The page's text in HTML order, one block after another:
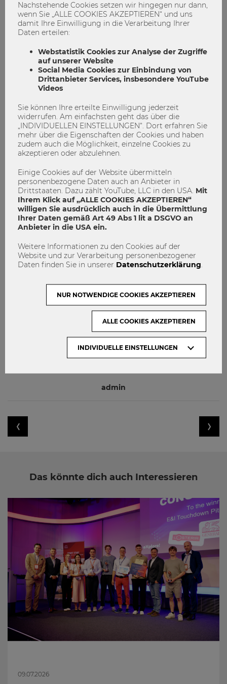
Soder und Florentin Glötzl sorgt eine Kombination von
verschiedenen Methoden für Abwechslung. Zum Einsatz
kommt dabei auch eine Film/Serien-Analyse, bei der das
reicht.
[/bs_citem]
[bs_citem title=“Fremdsprachliche
Wirtschaftskommunikation III – Englisch
parent=“collapse_7b9d-34eb“]
Die von Romana Zeilinger und Sabine Petrasch
eingereichte Lehrveranstaltung „Fremdsprachliche
Wirtschaftskommunikation III – Englisch“ dient zur
Vorbereitung auf die mündliche Prüfung. Bevor die
analysieren sie einerseits „echte“ vorangegangene
Prüfungen auf Video und stellen sich andererseits einer
Prüfungssimulation in der Präsenzphase.
[/bs_citem]
[/bs_collapse]
admin
Das könnte dich auch Interessieren
09.07.2026
Nachstehende Cookies setzen wir hingegen nur dann,
wenn Sie „ALLE COOKIES AKZEPTIEREN“ und uns
damit Ihre Einwilligung in die Verarbeitung Ihrer
Daten erteilen:
Webstatistik Cookies zur Analyse der Zugriffe
auf unserer Website
Social Media Cookies zur Einbindung von
Drittanbieter Services, insbesondere YouTube
Videos
Sie können Ihre erteilte Einwilligung jederzeit
widerrufen. Am einfachsten geht das über die
„INDIVIDUELLEN EINSTELLUNGEN“. Dort erfahren Sie
mehr über die Eigenschaften der Cookies und haben
zudem auch die Möglichkeit, einzelne Cookies zu
akzeptieren oder abzulehnen.
Einige Cookies auf der Website übermitteln
personenbezogene Daten auch an Anbieter in
Drittstaaten. Dazu zählt YouTube, LLC in den USA. Mit
Ihrem Klick auf „ALLE COOKIES AKZEPTIEREN“
willigen Sie ausdrücklich auch in die Übermittlung
Ihrer Daten gemäß Art 49 Abs 1 lit a DSGVO an
Anbieter in die USA ein.
Weitere Informationen zu den Cookies auf der
Website und zur Verarbeitung personenbezogener
Daten finden Sie in unserer Datenschutzerklärung
INDIVIDUELLE EINSTELLUNGEN
NUR NOTWENDIGE COOKIES AKZEPTIEREN
ALLE COOKIES AKZEPTIEREN